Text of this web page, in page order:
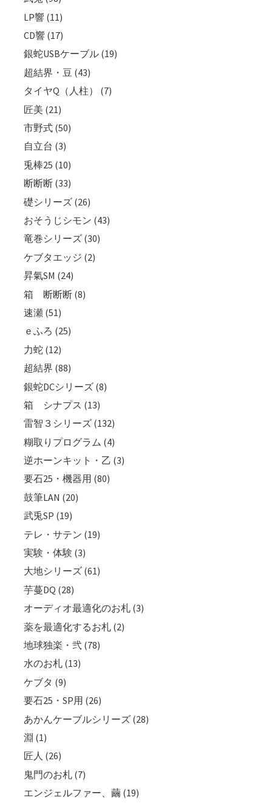
LP響 (11)
CD響 (17)
銀蛇USBケーブル (19)
超結界・豆 (43)
タイヤQ（人柱） (7)
匠美 (21)
市野式 (50)
自立台 (3)
兎棒25 (10)
断断断 (33)
礎シリーズ (26)
おそうじシモン (43)
竜巻シリーズ (30)
ケブタエッジ (2)
昇氣SM (24)
箱 断断断 (8)
速瀬 (51)
ｅふろ (25)
力蛇 (12)
超結界 (88)
銀蛇DCシリーズ (8)
箱 シナプス (13)
雷智３シリーズ (132)
糊取りプログラム (4)
逆ホーンキット・乙 (3)
要石25・機器用 (80)
鼓筆LAN (20)
武兎SP (19)
テレ・サテン (19)
実験・体験 (3)
大地シリーズ (61)
芋蔓DQ (28)
オーディオ最適化のお札 (3)
薬を最適化するお札 (2)
地球独楽・弐 (78)
水のお札 (13)
ケブタ (9)
要石25・SP用 (26)
あかんケーブルシリーズ (28)
淵 (1)
匠人 (26)
鬼門のお札 (7)
エンジェルファー、繭 (19)